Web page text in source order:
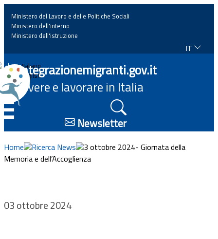
Home
News
Approfondimenti
Eventi
Progetti
Ministero del Lavoro e delle Politiche Sociali
Ministero dell'interno
Ministero dell'istruzione
IT
Italiano
English
Integrazionemigranti.gov.it
Vivere e lavorare in Italia
Newsletter
Home Ricerca News
3 ottobre 2024- Giornata della
Memoria e dell’Accoglienza
03 ottobre 2024